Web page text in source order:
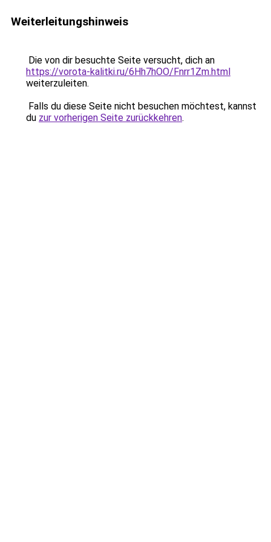
Weiterleitungshinweis
Die von dir besuchte Seite versucht, dich an
https://vorota-kalitki.ru/6Hh7hOO/Fnrr1Zm.html
weiterzuleiten.
Falls du diese Seite nicht besuchen möchtest, kannst
du zur vorherigen Seite zurückkehren.